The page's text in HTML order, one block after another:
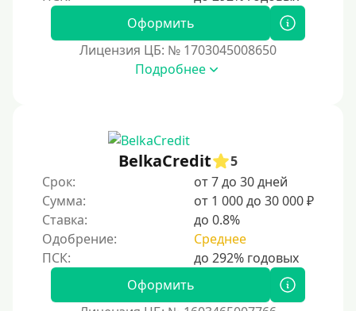
Краткосрочные
За 3 минуты
За 5 минут
За 10 минут
За 15 минут
За час
Оформить
Лицензия ЦБ: № 1703045008650
Подробнее
BelkaCredit
5
Срок:
от 7 до 30 дней
Сумма:
от 1 000 до 30 000 ₽
Ставка:
до 0.8%
Одобрение:
Среднее
Оформить